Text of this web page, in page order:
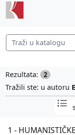
Rezultata: 2
Tražili ste: u autoru
1 -